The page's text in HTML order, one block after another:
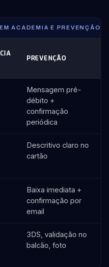
ACADEMIA E PREVENÇÃO
PREVENÇÃO
Mensagem pré-
débito +
confirmação
periódica
Descritivo claro no
cartão
Baixa imediata +
confirmação por
email
3DS, validação no
balcão, foto